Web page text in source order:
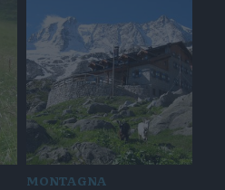
MONTAGNA